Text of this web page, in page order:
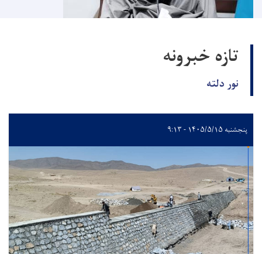
تازه خبرونه
نور دلته
پنجشنبه ۱۴۰۵/۵/۱۵ - ۹:۱۳